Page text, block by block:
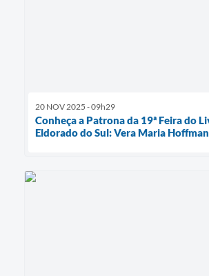
20 NOV 2025 - 09h29
Conheça a Patrona da 19ª Feira do
Eldorado do Sul: Vera Maria